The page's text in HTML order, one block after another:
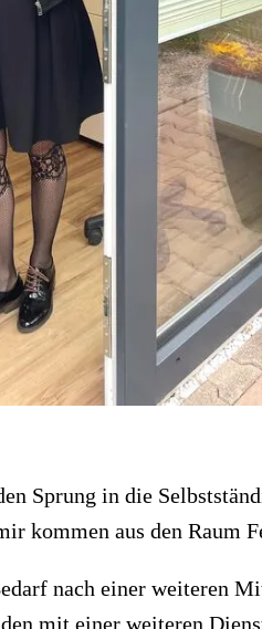
Sprung in die
kommen aus den Raum
nach einer weiteren
mit einer weiteren